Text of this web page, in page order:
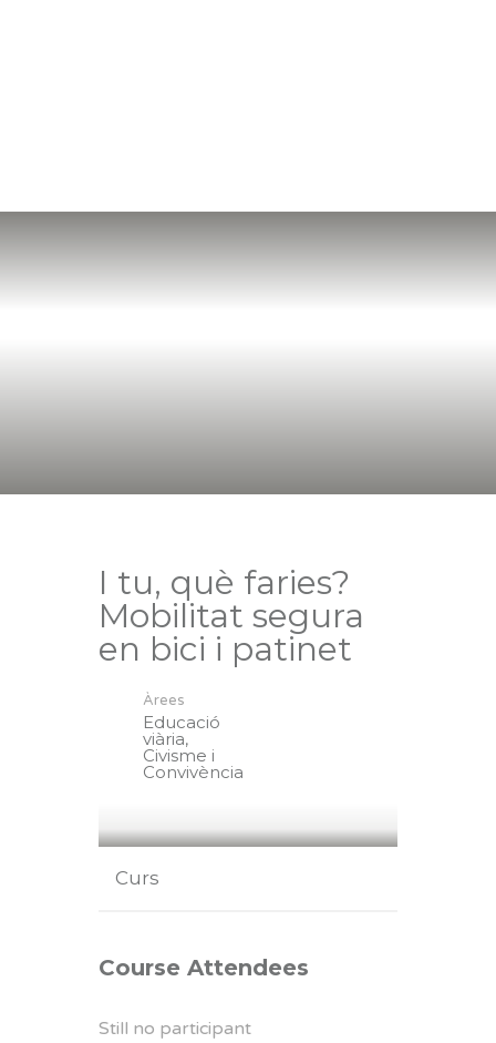
I tu, què faries?
Mobilitat segura
en bici i patinet
Àrees
Educació
viària,
Civisme i
Convivència
Curs
Course Attendees
Still no participant